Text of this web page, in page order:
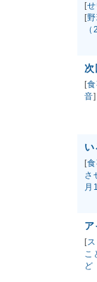
[
[
次
[
音
い
[
さ
月
ア
[
こ
ど